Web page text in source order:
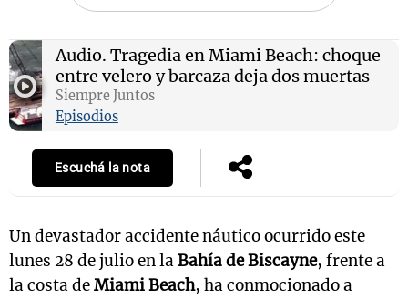
Audio. Tragedia en Miami Beach: choque
entre velero y barcaza deja dos muertas
Siempre Juntos
Episodios
Escuchá la nota
Un devastador accidente náutico ocurrido este
lunes 28 de julio en laBahía de Biscayne, frente a
la costa deMiami Beach, ha conmocionado a
Mundial 2026
La Sole en
Cadena 3